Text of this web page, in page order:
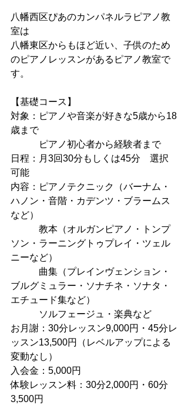
八幡西区ぴあのカンパネルラピアノ教
室は
八幡東区からもほど近い、子供のため
のピアノレッスンがあるピアノ教室で
す。
【基礎コース】
対象：ピアノや音楽が好きな5歳から18
歳まで
ピアノ初心者から経験者まで
日程：月3回30分もしくは45分　選択
可能
内容：ピアノテクニック（バーナム・
ハノン・音階・カデンツ・ブラームス
など）
教本（オルガンピアノ・トンプ
ソン・ラーニングトゥプレイ・ツェル
ニーなど）
曲集（プレインヴェンション・
ブルグミュラー・ソナチネ・ソナタ・
エチュード集など）
ソルフェージュ・楽典など
お月謝：30分レッスン9,000円・45分レ
ッスン13,500円（レベルアップによる
変動なし）
入会金：5,000円
体験レッスン料：30分2,000円・60分
3,500円